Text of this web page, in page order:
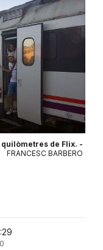
de Flix. -
FRANCESC BARBERO